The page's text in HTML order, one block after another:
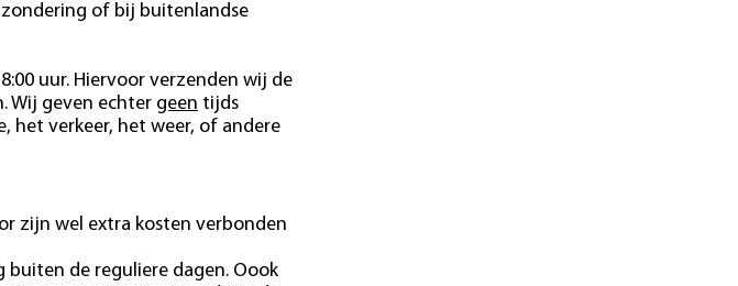
of bij buitenlandse
uur. Hiervoor verzenden wij de
Wij geven echter geen tijds
het verkeer, het weer, of andere
zijn wel extra kosten verbonden
de reguliere dagen. Oook